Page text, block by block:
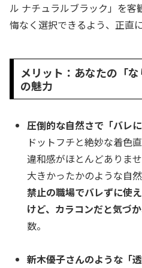
ル ナチュラルブラック」を
悔なく選択できるよう、正直
メリット：あなたの「
の魅力
圧倒的な自然さで「バレ
ドットフチと絶妙な着色
違和感がほとんどありま
大きかったかのような自然
禁止の職場でバレずに使
けど、カラコンだと気づか
数。
新木優子さんのような「